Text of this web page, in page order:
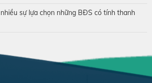
sự lựa chọn những BĐS có tính thanh